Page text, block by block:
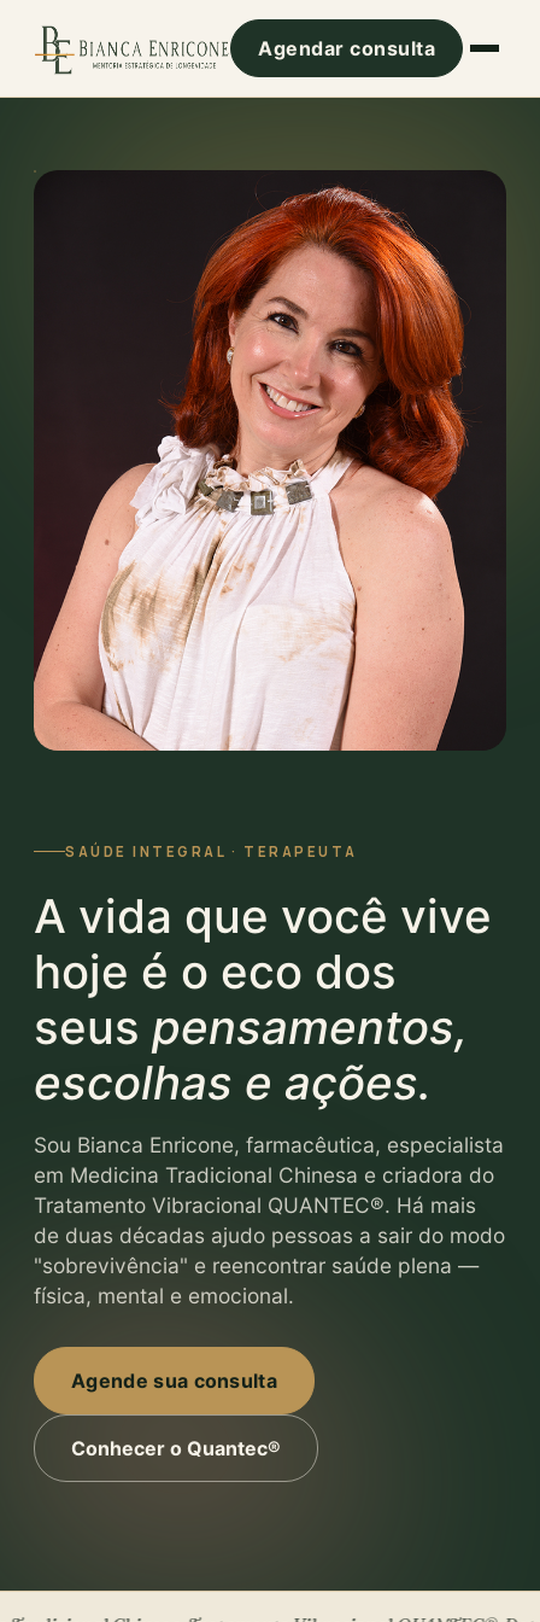
Agendar consulta
SAÚDE INTEGRAL · TERAPEUTA
A vida que você vive
hoje é o eco dos
seus pensamentos,
escolhas e ações.
Sou Bianca Enricone, farmacêutica, especialista
em Medicina Tradicional Chinesa e criadora do
Tratamento Vibracional QUANTEC®. Há mais
de duas décadas ajudo pessoas a sair do modo
"sobrevivência" e reencontrar saúde plena —
física, mental e emocional.
Agende sua consulta
Conhecer o Quantec®